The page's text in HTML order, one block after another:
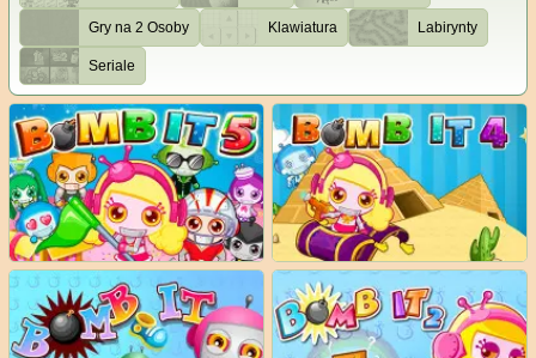
Gry na 2 Osoby Klawiatura Labirynty
Seriale